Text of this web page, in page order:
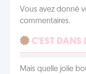
Vous avez donné
commentaires.
C'EST DANS
Mais quelle jolie